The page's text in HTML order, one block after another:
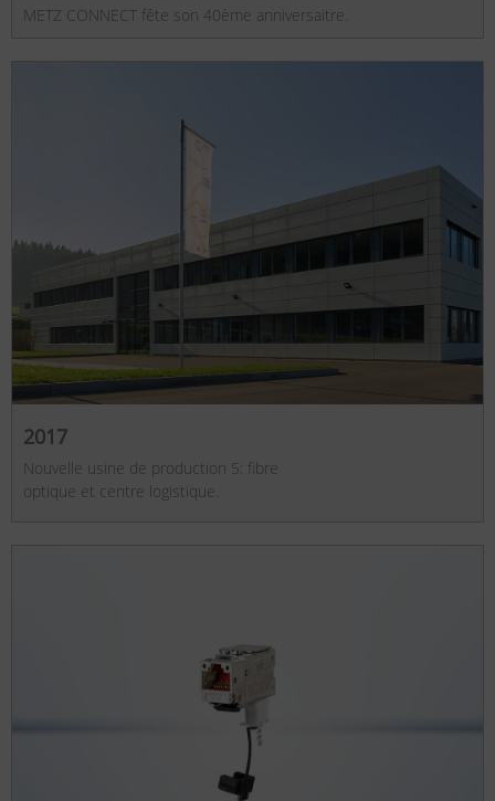
METZ CONNECT fête son 40ème anniversaitre.
2017
Nouvelle usine de production 5: fibre
optique et centre logistique.